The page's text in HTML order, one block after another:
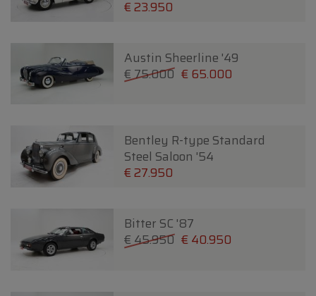
€ 23.950
Austin Sheerline '49
€ 75.000 € 65.000
Bentley R-type Standard
Steel Saloon '54
€ 27.950
Bitter SC '87
€ 45.950 € 40.950